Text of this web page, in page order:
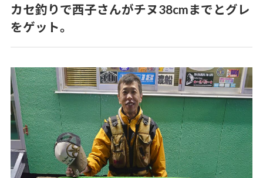
カセ釣りで西子さんがチヌ38cmまでとグレ
をゲット。